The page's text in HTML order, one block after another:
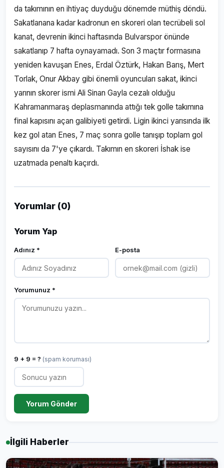
da takımının en ihtiyaç duyduğu dönemde müthiş döndü.
Sakatlanana kadar kadronun en skoreri olan tecrübeli sol
kanat, devrenin ikinci haftasında Bulvarspor önünde
sakatlanıp 7 hafta oynayamadı. Son 3 maçtır formasına
yeniden kavuşan Enes, Erdal Öztürk, Hakan Barış, Mert
Torlak, Onur Akbay gibi önemli oyuncuları sakat, ikinci
yarının skorer ismi Ali Sinan Gayla cezalı olduğu
Kahramanmaraş deplasmanında attığı tek golle takımına
final kapısını açan galibiyeti getirdi. Ligin ikinci yarısında ilk
kez gol atan Enes, 7 maç sonra golle tanışıp toplam gol
sayısını da 7'ye çıkardı. Takımın en skoreri İshak ise
uzatmada penaltı kaçırdı.
Yorumlar (0)
Yorum Yap
Adınız * E-posta
Yorumunuz *
9 + 9 = ? (spam koruması)
Yorum Gönder
İlgili Haberler